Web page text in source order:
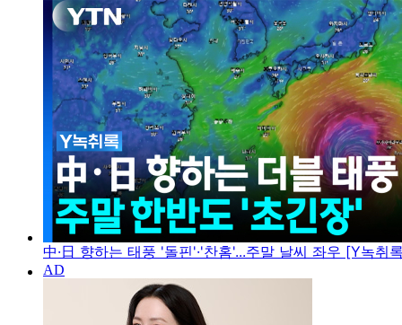
中·日 향하는 태풍 '돌핀'·'찬홈'...주말 날씨 좌우 [Y녹취